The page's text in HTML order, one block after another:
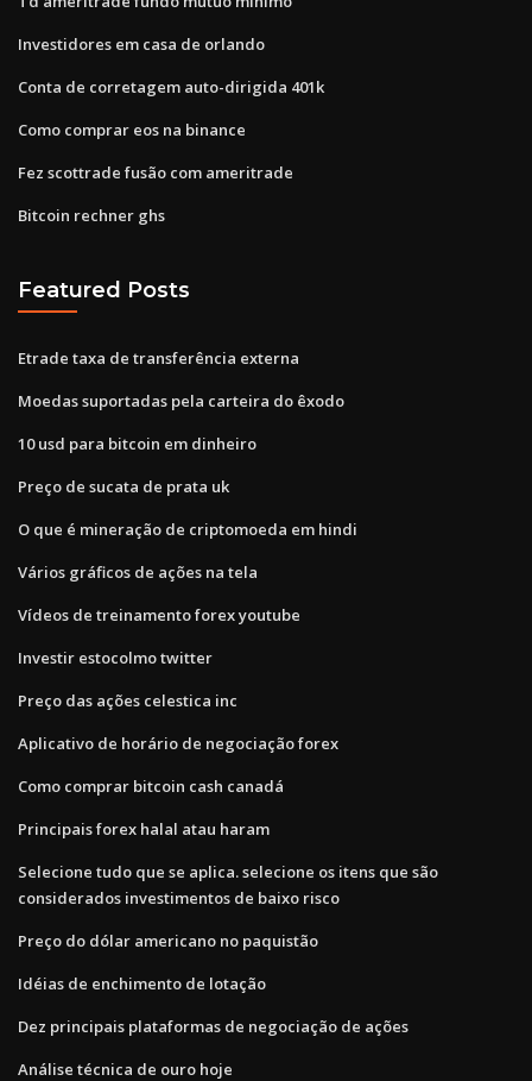
Investidores em casa de orlando
Conta de corretagem auto-dirigida 401k
Como comprar eos na binance
Fez scottrade fusão com ameritrade
Bitcoin rechner ghs
Featured Posts
Etrade taxa de transferência externa
Moedas suportadas pela carteira do êxodo
10 usd para bitcoin em dinheiro
Preço de sucata de prata uk
O que é mineração de criptomoeda em hindi
Vários gráficos de ações na tela
Vídeos de treinamento forex youtube
Investir estocolmo twitter
Preço das ações celestica inc
Aplicativo de horário de negociação forex
Como comprar bitcoin cash canadá
Principais forex halal atau haram
Selecione tudo que se aplica. selecione os itens que são
considerados investimentos de baixo risco
Preço do dólar americano no paquistão
Idéias de enchimento de lotação
Dez principais plataformas de negociação de ações
Análise técnica de ouro hoje